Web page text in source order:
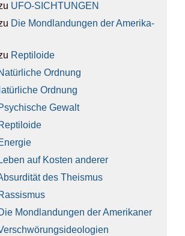
UFO-SICH­TUN­GEN
Die Mond­lan­dun­gen der Ame­ri­ka­
Rep­ti­lo­ide
Ord­nung
Ord­nung
Gewalt
Leben auf Kos­ten ande­rer
des The­is­mus
Mond­lan­dun­gen der Ame­ri­ka­ner